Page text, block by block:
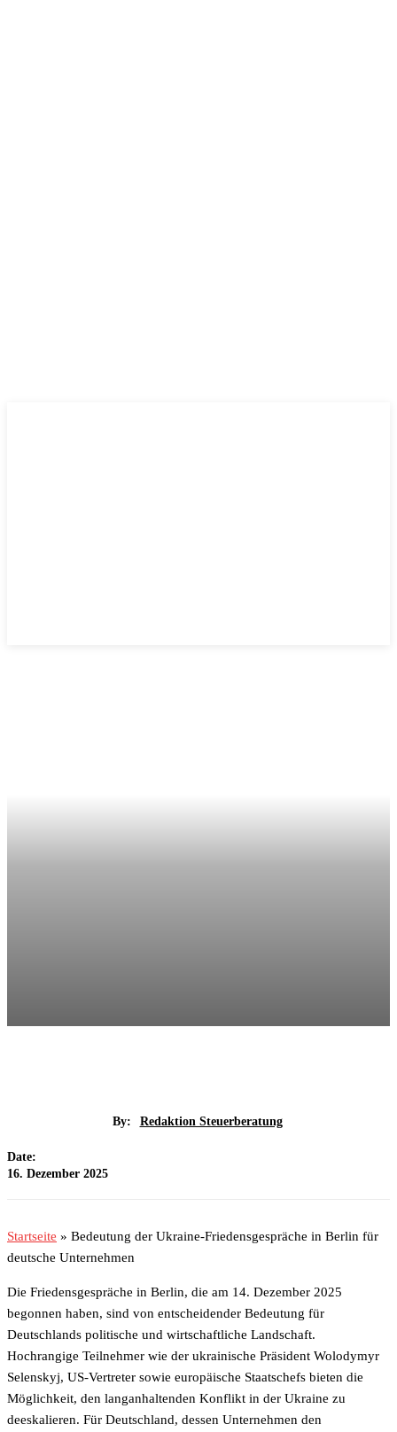
By: Redaktion Steuerberatung
Date:
16. Dezember 2025
Startseite » Bedeutung der Ukraine-Friedensgespräche in Berlin für
deutsche Unternehmen
Die Friedensgespräche in Berlin, die am 14. Dezember 2025
begonnen haben, sind von entscheidender Bedeutung für
Deutschlands politische und wirtschaftliche Landschaft.
Hochrangige Teilnehmer wie der ukrainische Präsident Wolodymyr
Selenskyj, US-Vertreter sowie europäische Staatschefs bieten die
Möglichkeit, den langanhaltenden Konflikt in der Ukraine zu
deeskalieren. Für Deutschland, dessen Unternehmen den